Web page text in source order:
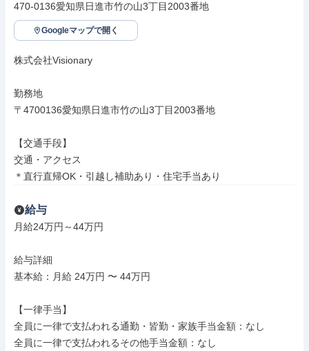
470-0136愛知県日進市竹の山3丁目2003番地
Googleマップで開く
株式会社Visionary
勤務地
〒4700136愛知県日進市竹の山3丁目2003番地
【交通手段】
交通・アクセス
＊直行直帰OK・引越し補助あり・住宅手当あり
給与
月給24万円～44万円
給与詳細
基本給：月給 24万円 〜 44万円
【一律手当】
全員に一律で支払われる通勤・皆勤・家族手当金額：なし
全員に一律で支払われるその他手当金額：なし